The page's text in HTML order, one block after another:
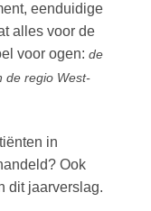
eenduidige
alles voor de
voor ogen: de
de regio West-
in
Ook
dit jaarverslag.